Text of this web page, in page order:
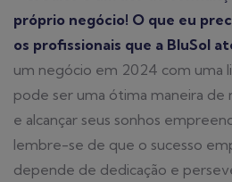
próprio negócio! O que eu
os profissionais que a BluSol
um negócio em 2024 com uma
pode ser uma ótima maneira de
e alcançar seus sonhos
lembre-se de que o sucesso
depende de dedicação e